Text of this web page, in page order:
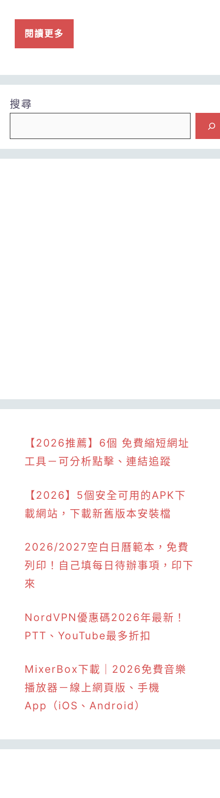
閱讀更多
搜尋
【2026推薦】6個 免費縮短網址
工具－可分析點擊、連結追蹤
【2026】5個安全可用的APK下
載網站，下載新舊版本安裝檔
2026/2027空白日曆範本，免費
列印！自己填每日待辦事項，印下
來
NordVPN優惠碼2026年最新！
PTT、YouTube最多折扣
MixerBox下載｜2026免費音樂
播放器－線上網頁版、手機
App（iOS、Android）